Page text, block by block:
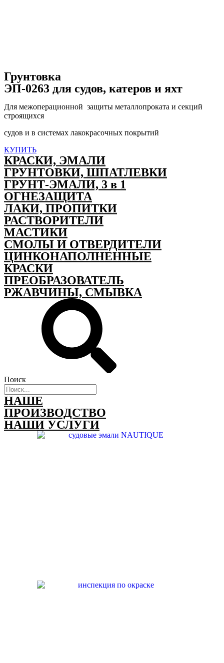
Грунтовка
ЭП-0263 для судов, катеров и яхт
Для межоперационной защиты металлопроката и секций
строящихся
судов и в системах лакокрасочных покрытий
КУПИТЬ
КРАСКИ, ЭМАЛИ
ГРУНТОВКИ, ШПАТЛЕВКИ
ГРУНТ-ЭМАЛИ, 3 в 1
ОГНЕЗАЩИТА
ЛАКИ, ПРОПИТКИ
РАСТВОРИТЕЛИ
МАСТИКИ
СМОЛЫ И ОТВЕРДИТЕЛИ
ЦИНКОНАПОЛНЕННЫЕ
КРАСКИ
ПРЕОБРАЗОВАТЕЛЬ
РЖАВЧИНЫ, СМЫВКА
Поиск
НАШЕ
ПРОИЗВОДСТВО
НАШИ УСЛУГИ